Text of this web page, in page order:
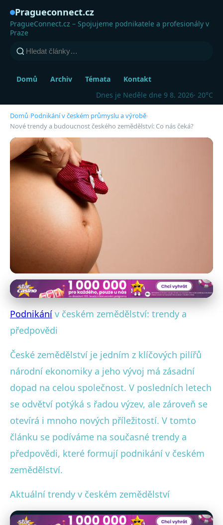
Pragueconnect.cz
PragueConnect.cz – Spojujeme podnikatele a profesionály v
Praze
Domů Archiv Témata
Kontakt
Dnes je Neděle dne 9 8. 2026· 20°C
Domů›Podnikání v českém průmyslu a výrobě›
Nové trendy a budoucnost českého zemědělství: Co nás čeká?
Podnikání v českém průmyslu a výrobě
Nové trendy a budoucnost
českého zemědělství: Co nás
čeká?
4. 2. 2026 · 4 min čtení · Autor: Marek Štěpánek
Podnikání v českém zemědělství: trendy a
předpovědi
České zemědělství je jedním z klíčových pilířů
národní ekonomiky a jeho vývoj má zásadní
dopad na celou společnost. V posledních letech
se odvětví potýká s řadou výzev, ale zároveň se
otevírá i mnoho nových příležitostí. V tomto
článku se podíváme na současné trendy a
předpovědi, které formují podnikání v českém
zemědělství.
Aktuální trendy v českém zemědělství